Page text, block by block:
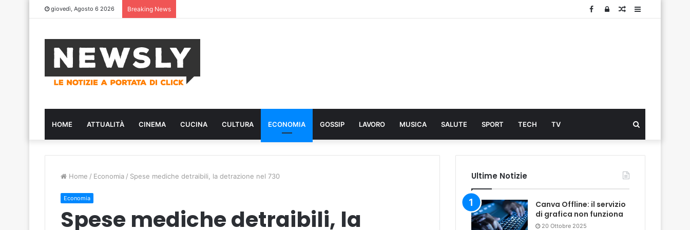
giovedì, Agosto 6 2026 Breaking News Sidebar
Articolo
Log
Facebook
HOME ATTUALITÀ CINEMA CUCINA CULTURA ECONOMIA GOSSIP LAVORO MUSICA SALUTE SPORT TECH TV
...
Home / Economia / Spese mediche detraibili, la detrazione nel 730
Economia
Spese mediche detraibili, la
Ultime Notizie
Canva Offline: il servizio
di grafica non funziona
20 Ottobre 2025